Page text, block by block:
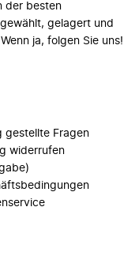
der besten
gelagert und
ja, folgen Sie uns!
gestellte Fragen
widerrufen